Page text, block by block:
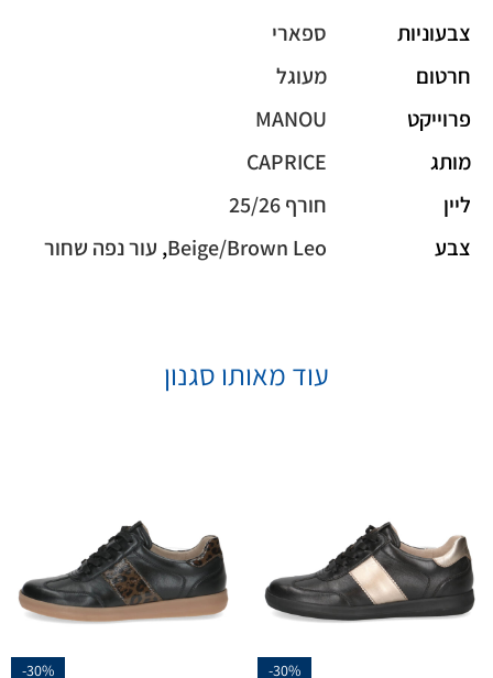
צבעוניות
ספארי
חרטום
מעוגל
פרוייקט
MANOU
מותג
CAPRICE
ליין
חורף 25/26
צבע
Beige/Brown Leo
, עור נפה שחור
עוד מאותו סגנון
-30%
-30%